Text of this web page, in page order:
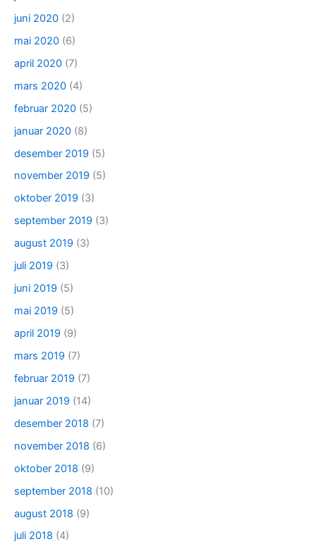
juni 2020 (2)
mai 2020 (6)
april 2020 (7)
mars 2020 (4)
februar 2020 (5)
januar 2020 (8)
desember 2019 (5)
november 2019 (5)
oktober 2019 (3)
september 2019 (3)
august 2019 (3)
juli 2019 (3)
juni 2019 (5)
mai 2019 (5)
april 2019 (9)
mars 2019 (7)
februar 2019 (7)
januar 2019 (14)
desember 2018 (7)
november 2018 (6)
oktober 2018 (9)
september 2018 (10)
august 2018 (9)
juli 2018 (4)